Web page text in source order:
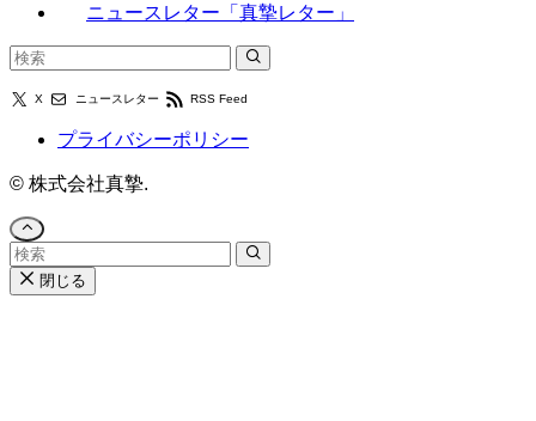
ニュースレター「真摯レター」
X ニュースレター RSS Feed
プライバシーポリシー
© 株式会社真摯.
閉じる